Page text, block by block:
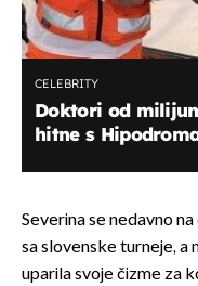
CELEBRITY
Doktori od
hitne s
Severina se nedavno
sa slovenske turneje, a
uparila svoje čizme za